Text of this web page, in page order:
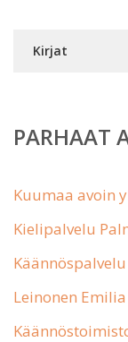
Kirjat
PARHAAT
Kuumaa avoin
Kielipalvelu
Leinonen